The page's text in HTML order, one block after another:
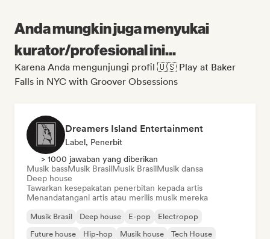
Anda mungkin juga menyukai
kurator/profesional ini...
Karena Anda mengunjungi profil 🇺🇸 Play at Baker
Falls in NYC with Groover Obsessions
Dreamers Island Entertainment
Label, Penerbit
> 1000 jawaban yang diberikan
Musik bassMusik BrasilMusik BrasilMusik dansa
Deep house
Tawarkan kesepakatan penerbitan kepada artis
Menandatangani artis atau merilis musik mereka
Musik Brasil Deep house E-pop
Electropop
Future house
Hip-hop Musik house Tech House